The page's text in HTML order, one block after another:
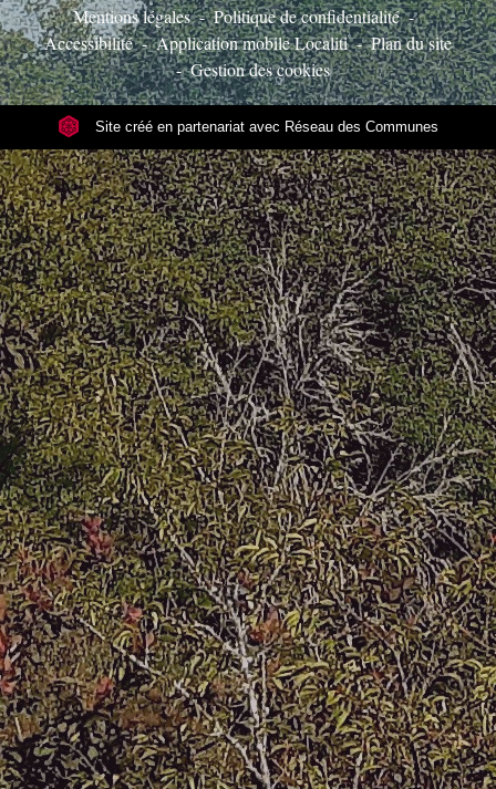
Mentions légales - Politique de confidentialité -
Accessibilité - Application mobile Localiti - Plan du site
- Gestion des cookies
Site créé en partenariat avec Réseau des Communes